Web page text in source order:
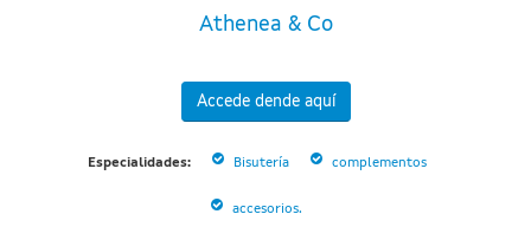
Athenea & Co
Accede dende aquí
Especialidades: Bisutería complementos
accesorios.